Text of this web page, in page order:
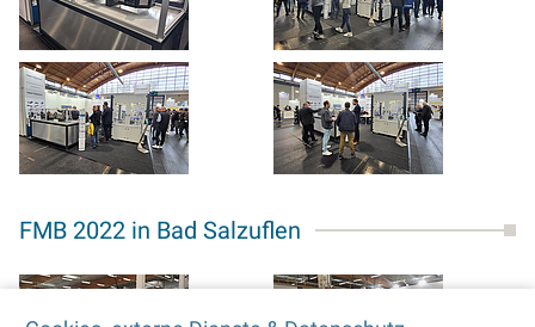
FMB 2022 in Bad Salzuflen